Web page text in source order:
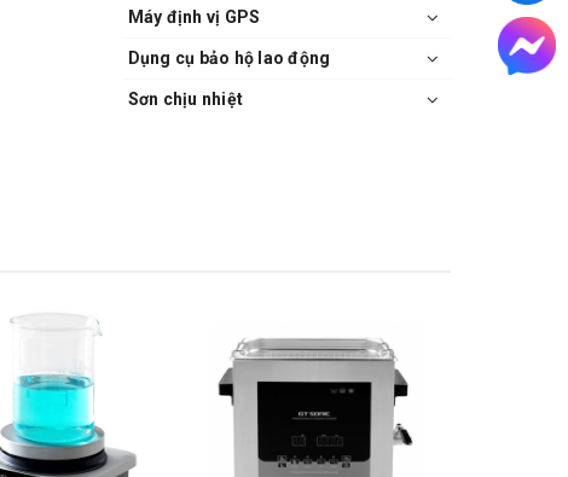
Máy định vị GPS
Dụng cụ bảo hộ lao động
Sơn chịu nhiệt